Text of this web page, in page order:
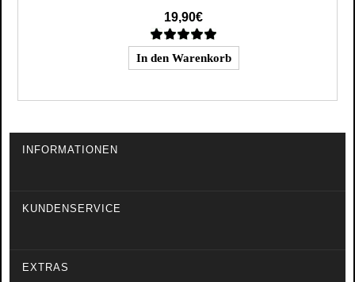
19,90€
INFORMATIONEN
KUNDENSERVICE
EXTRAS